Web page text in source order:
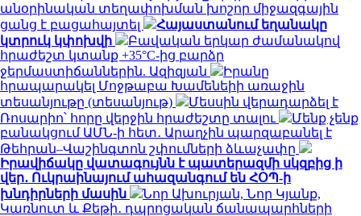
անօրինական տեղափոխման խոշոր միջազգային
ցանց է բացահայտել
Հայաստանում եղանակը
կտրուկ կփոխվի
Բավական երկար ժամանակով
հրաժեշտ կտանք +35°C-ից բարձր
ջերմաստիճաններին. Ազիզյան
Իրանը
հրապարակել Մոջթաբա Խամենեիի առաջին
տեսանյութը (տեսանյութ)
Մեսսին վերադարձել է
Ռոսարիո՝ հորը վերջին հրաժեշտը տալու
Մենք չենք
բանակցում ԱՄՆ-ի հետ․ Արաղչին պարզաբանել է
Թեհրան–Վաշինգտոն շփումների ձևաչափը
Իրավիճակը վատագույնն է պատերազմի սկզբից ի
վեր․ Ուկրաինայում ահազանգում են ՀՕՊ-ի
խնդիրների մասին
Նոր Ախուրյան, Նոր Կյանք,
Կառնուտ և Քեթի․ դպրոցական ճանապարհների